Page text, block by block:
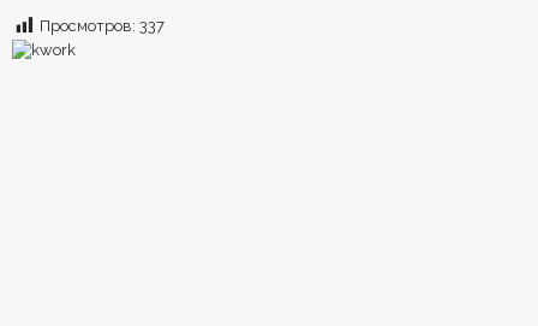
Просмотров: 337